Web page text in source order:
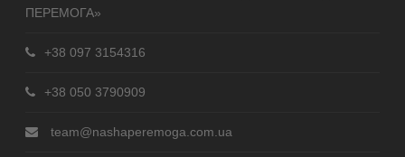
ПЕРЕМОГА»
+38 097 3154316
+38 050 3790909
team@nashaperemoga.com.ua